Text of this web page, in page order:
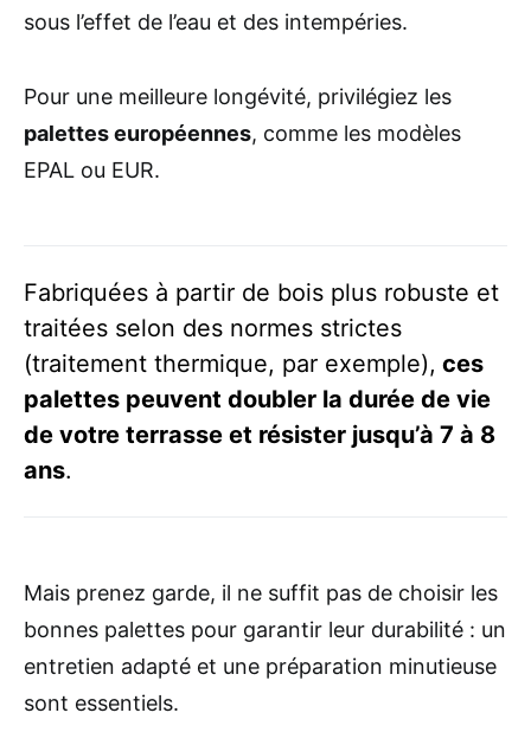
sous l’effet de l’eau et des intempéries.
Pour une meilleure longévité, privilégiez les
palettes européennes, comme les modèles
EPAL ou EUR.
Fabriquées à partir de bois plus robuste et
traitées selon des normes strictes
(traitement thermique, par exemple), ces
palettes peuvent doubler la durée de vie
de votre terrasse et résister jusqu’à 7 à 8
ans.
Mais prenez garde, il ne suffit pas de choisir les
bonnes palettes pour garantir leur durabilité : un
entretien adapté et une préparation minutieuse
sont essentiels.